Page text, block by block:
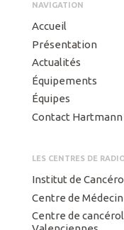
NAVIGATION
Accueil
Présentation
Actualités
Équipements
Équipes
Contact
LES CENTRES DE
Institut de
Centre de
Centre de